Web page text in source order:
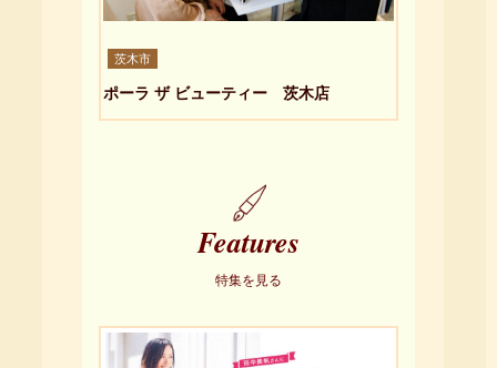
茨木市
ポーラ ザ ビューティー 茨木店
Features
特集を見る